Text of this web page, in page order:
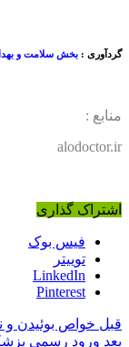
گردآوری : بخش سلامت و
منابع :
alodoctor.ir
اشتراک گذاری
فیس بوک
توییتر
LinkedIn
Pinterest
قبل خواص بوئیدن
بعد ورود رسمی